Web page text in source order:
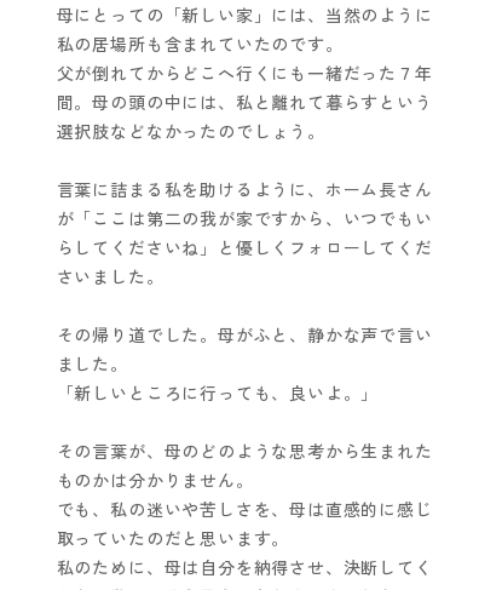
母にとっての「新しい家」には、当然のように
私の居場所も含まれていたのです。
父が倒れてからどこへ行くにも一緒だった７年
間。母の頭の中には、私と離れて暮らすという
選択肢などなかったのでしょう。
言葉に詰まる私を助けるように、ホーム長さん
が「ここは第二の我が家ですから、いつでもい
らしてくださいね」と優しくフォローしてくだ
さいました。
その帰り道でした。母がふと、静かな声で言い
ました。
「新しいところに行っても、良いよ。」
その言葉が、母のどのような思考から生まれた
ものかは分かりません。
でも、私の迷いや苦しさを、母は直感的に感じ
取っていたのだと思います。
私のために、母は自分を納得させ、決断してく